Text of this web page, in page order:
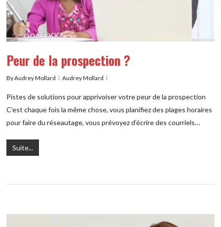
Peur de la prospection ?
ByAudrey Mollard Audrey Mollard
Pistes de solutions pour apprivoiser votre peur de la prospection
C’est chaque fois la même chose, vous planifiez des plages horaires
pour faire du réseautage, vous prévoyez d’écrire des courriels…
Suite...